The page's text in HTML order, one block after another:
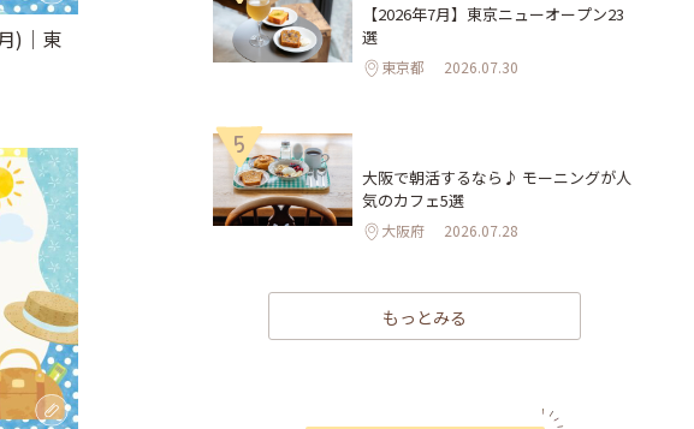
)｜東
【2026年7月】東京ニューオープン23
選
東京都 2026.07.30
5
大阪で朝活するなら♪ モーニングが人
気のカフェ5選
大阪府 2026.07.28
もっとみる